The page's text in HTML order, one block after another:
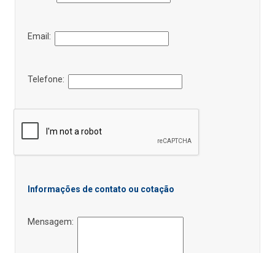
Email:
Telefone:
Informações de contato ou cotação
Mensagem: